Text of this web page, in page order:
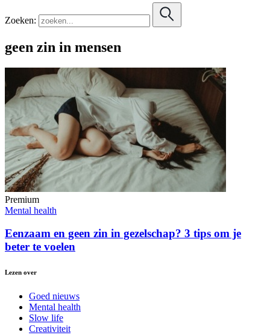
Zoeken:
geen zin in mensen
Premium
Mental health
Eenzaam en geen zin in gezelschap? 3 tips om je
beter te voelen
Lezen over
Goed nieuws
Mental health
Slow life
Creativiteit